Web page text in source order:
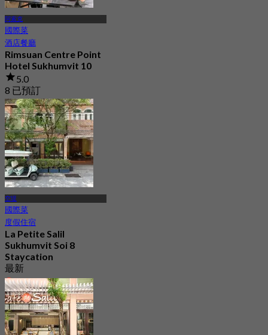
阿索克
國際菜
酒店餐廳
Rimsuan Centre Point
Hotel Sukhumvit 10
5.0
8 已預訂
起฿ 395
空堤
國際菜
度假住宿
La Petite Salil
Sukhumvit Soi 8
Staycation
最新
4.2
起฿ 999.5